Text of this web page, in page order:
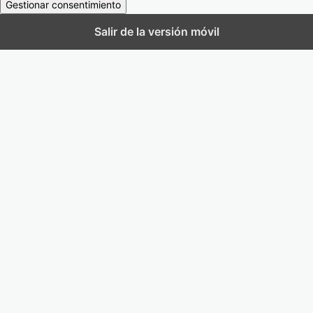
Gestionar consentimiento
Salir de la versión móvil